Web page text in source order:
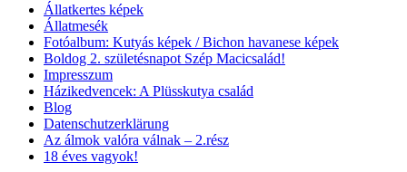
Állatkertes képek
Állatmesék
Fotóalbum: Kutyás képek / Bichon havanese képek
Boldog 2. születésnapot Szép Macicsalád!
Impresszum
Házikedvencek: A Plüsskutya család
Blog
Datenschutzerklärung
Az álmok valóra válnak – 2.rész
18 éves vagyok!